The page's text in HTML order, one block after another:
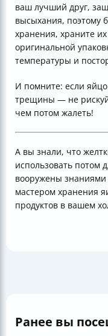
ваш лучший друг,
высыхания, поэтому
хранения, храните
оригинальной
температуры и
И помните: если
трещины — не
чем потом жалеть!
А вы знали, что
использовать потом
вооружены знаниями
мастером хранения
продуктов в вашем
Ранее вы